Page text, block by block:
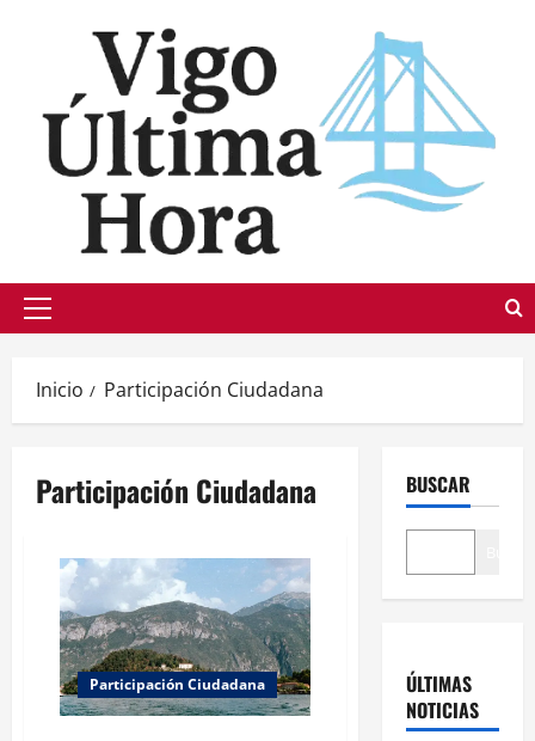
Menú
Inicio Participación Ciudadana
Participación Ciudadana
Participación Ciudadana
BUSCAR
ÚLTIMAS
NOTICIAS